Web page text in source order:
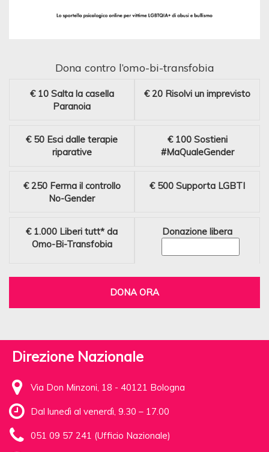
Dona contro l’omo-bi-transfobia
€ 10 Salta la casella
Paranoia
€ 20 Risolvi un imprevisto
€ 50 Esci dalle terapie
riparative
€ 100 Sostieni
#MaQualeGender
€ 250 Ferma il controllo
No-Gender
€ 500 Supporta LGBTI
€ 1.000 Liberi tutt* da
Omo-Bi-Transfobia
Donazione libera
DONA ORA
Direzione Nazionale
Via Don Minzoni, 18 - 40121 Bologna
Dal lunedì al venerdì, 9.30 – 17.00
051 09 57 241 (Ufficio Nazionale)